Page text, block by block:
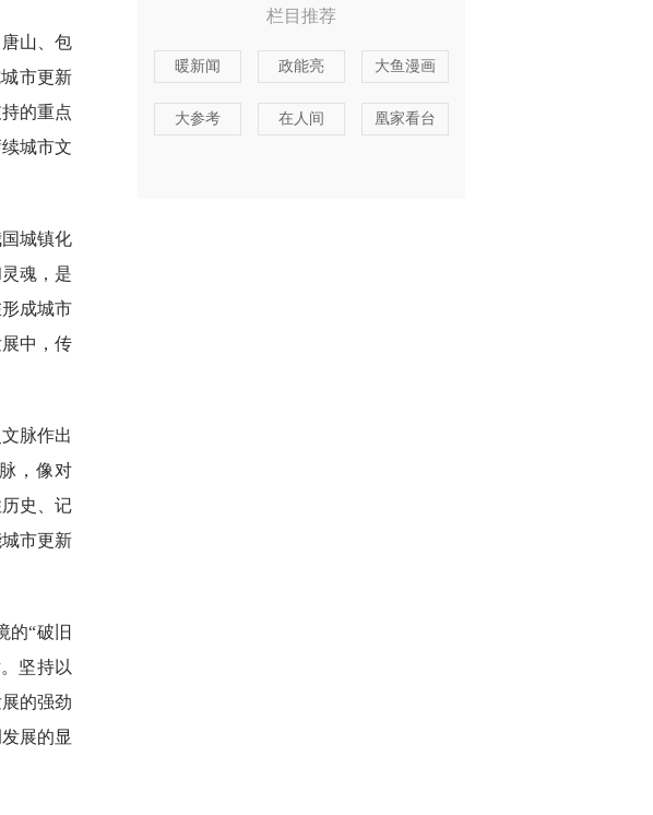
山、包
市更新
的重点
城市文
城镇化
魂，是
成城市
中，传
脉作出
，像对
史、记
市更新
的“破旧
坚持以
的强劲
展的显
栏目推荐
暖新闻 政能亮 大鱼漫画
大参考 在人间 凰家看台